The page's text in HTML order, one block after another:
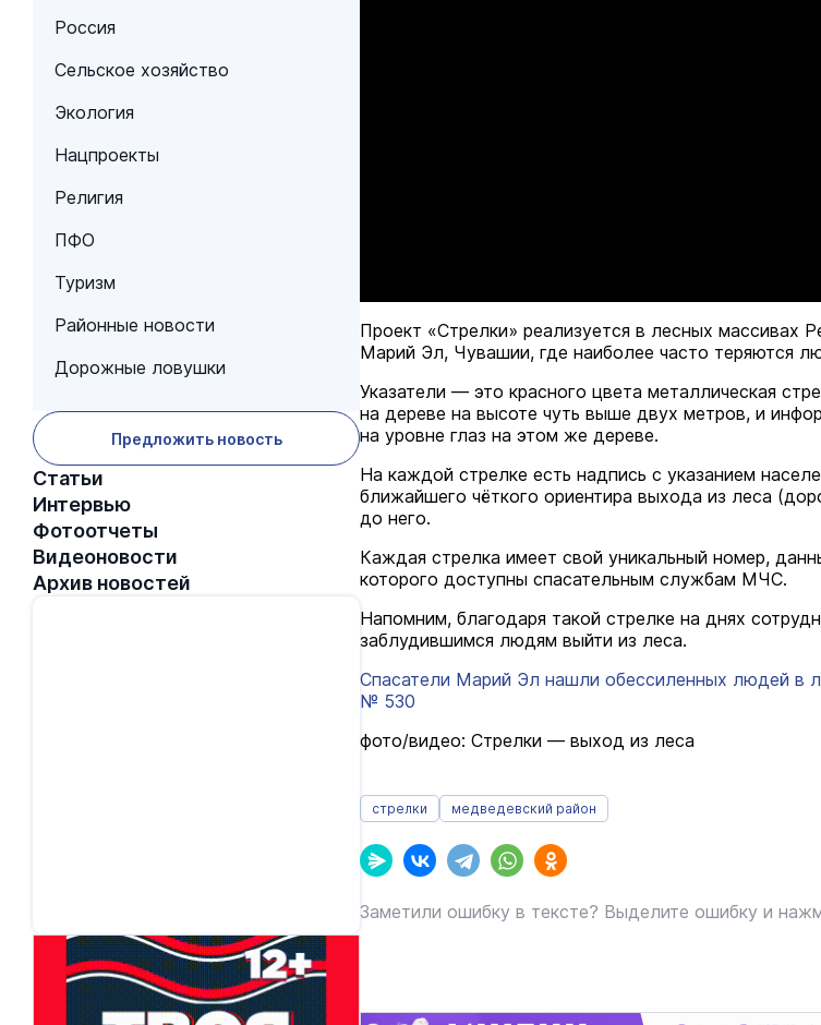
Россия
Сельское хозяйство
Экология
Нацпроекты
Религия
ПФО
Туризм
Районные новости
Дорожные ловушки
Предложить новость
Статьи
Интервью
Фотоотчеты
Видеоновости
Архив новостей
Проект «Стрелки» реализуется в лесных массивах
Марий Эл, Чувашии, где наиболее часто теряются
Указатели — это красного цвета металлическая
на дереве на высоте чуть выше двух метров, и
на уровне глаз на этом же дереве.
На каждой стрелке есть надпись с указанием
ближайшего чёткого ориентира выхода из леса
до него.
Каждая стрелка имеет свой уникальный номер,
которого доступны спасательным службам МЧС.
Напомним, благодаря такой стрелке на днях
заблудившимся людям выйти из леса.
Спасатели Марий Эл нашли обессиленных людей в
№ 530
фото/видео: Стрелки — выход из леса
стрелки медведевский район
Заметили ошибку в тексте? Выделите ошибку и